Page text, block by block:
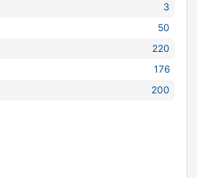
3
50
220
176
200